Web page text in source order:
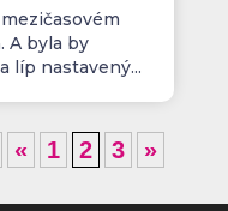
A byla by
líp nastavený...
« 1 2 3 »